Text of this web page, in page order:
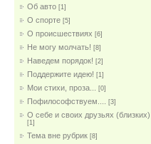
Об авто [1]
О спорте [5]
О происшествиях [6]
Не могу молчать! [8]
Наведем порядок! [2]
Поддержите идею! [1]
Мои стихи, проза... [0]
Пофилософствуем.... [3]
О себе и своих друзьях (близких)
[1]
Тема вне рубрик [8]